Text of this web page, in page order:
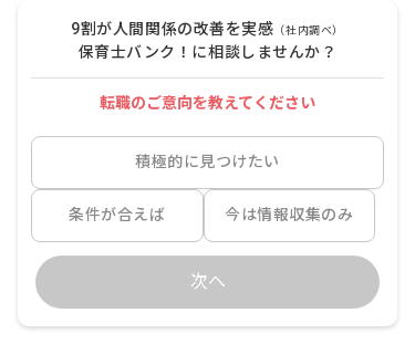
9割が人間関係の改善を実感 （社内調べ）
保育士バンク！に相談しませんか？
転職のご意向を教えてください
積極的に見つけたい
条件が合えば 今は情報収集のみ
次へ